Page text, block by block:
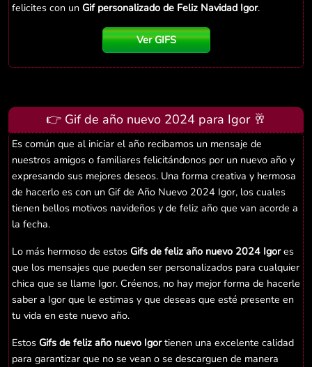
felicites con un Gif personalizado de Feliz Navidad Igor.
Ver GIFS
👉 Gif de año nuevo 2024 para Igor 🥂
Es común que al iniciar el año recibamos un mensaje de
nuestros amigos o familiares felicitándonos por un nuevo año y
expresando sus mejores deseos. Una forma creativa y hermosa
de hacerlo es con un Gif de Año Nuevo 2024 Igor, los cuales
tienen bellos motivos navideños y de feliz año que van acorde a
la fecha.
Lo más hermoso de estos Gifs de feliz año nuevo 2024 Igores
que los mensajes que pueden ser personalizados para cualquier
chica que se llame Igor. Créenos, no hay mejor forma de hacerle
saber a Igor que le estimas y que deseas que esté presente en
tu vida en este nuevo año.
Estos Gifs de feliz año nuevo Igortienen una excelente calidad
para garantizar que no se vean o se descarguen de manera